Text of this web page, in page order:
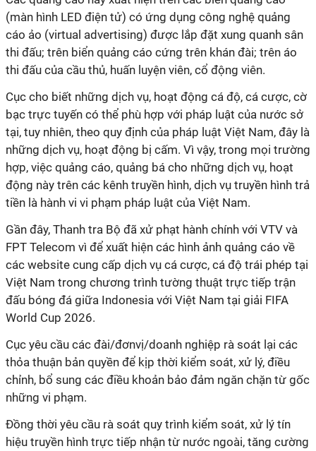
(màn hình LED điện tử) có ứng dụng công nghệ quảng
cáo ảo (virtual advertising) được lắp đặt xung quanh sân
thi đấu; trên biển quảng cáo cứng trên khán đài; trên áo
thi đấu của cầu thủ, huấn luyện viên, cổ động viên.
Cục cho biết những dịch vụ, hoạt động cá độ, cá cược, cờ
bạc trực tuyến có thể phù hợp với pháp luật của nước sở
tại, tuy nhiên, theo quy định của pháp luật Việt Nam, đây là
những dịch vụ, hoạt động bị cấm. Vì vậy, trong mọi trường
hợp, việc quảng cáo, quảng bá cho những dịch vụ, hoạt
động này trên các kênh truyền hình, dịch vụ truyền hình trả
tiền là hành vi vi phạm pháp luật của Việt Nam.
Gần đây, Thanh tra Bộ đã xử phạt hành chính với VTV và
FPT Telecom vì để xuất hiện các hình ảnh quảng cáo về
các website cung cấp dịch vụ cá cược, cá độ trái phép tại
Việt Nam trong chương trình tường thuật trực tiếp trận
đấu bóng đá giữa Indonesia với Việt Nam tại giải FIFA
World Cup 2026.
Cục yêu cầu các đài/đơnvị/doanh nghiệp rà soát lại các
thỏa thuận bản quyền để kịp thời kiểm soát, xử lý, điều
chỉnh, bổ sung các điều khoản bảo đảm ngăn chặn từ gốc
những vi phạm.
Đồng thời yêu cầu rà soát quy trình kiểm soát, xử lý tín
hiệu truyền hình trực tiếp nhận từ nước ngoài, tăng cường